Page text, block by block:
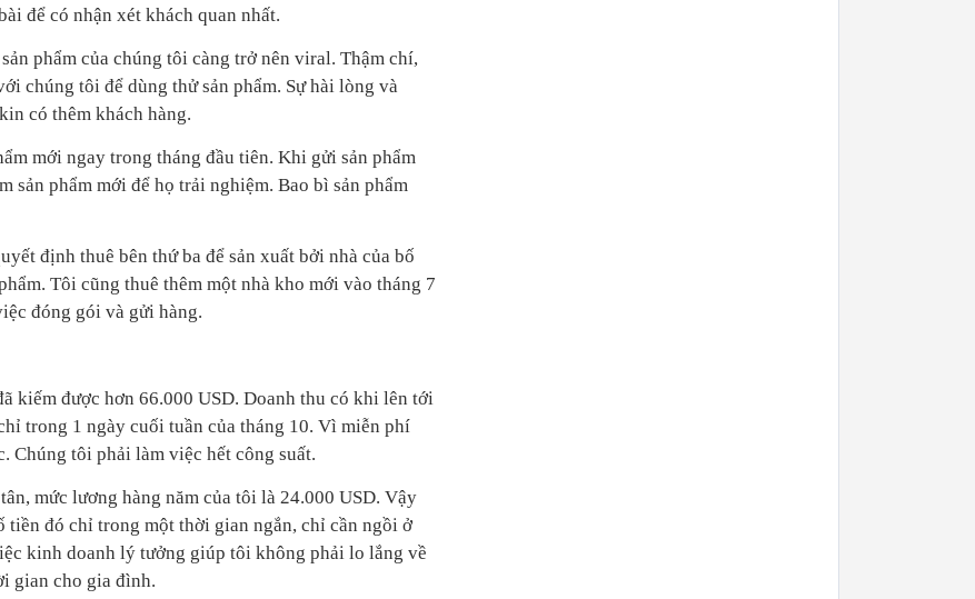
để có nhận xét khách quan nhất.
phẩm của chúng tôi càng trở nên viral. Thậm chí,
chúng tôi để dùng thử sản phẩm. Sự hài lòng và
có thêm khách hàng.
mới ngay trong tháng đầu tiên. Khi gửi sản phẩm
sản phẩm mới để họ trải nghiệm. Bao bì sản phẩm
định thuê bên thứ ba để sản xuất bởi nhà của bố
Tôi cũng thuê thêm một nhà kho mới vào tháng 7
đóng gói và gửi hàng.
kiếm được hơn 66.000 USD. Doanh thu có khi lên tới
trong 1 ngày cuối tuần của tháng 10. Vì miễn phí
Chúng tôi phải làm việc hết công suất.
mức lương hàng năm của tôi là 24.000 USD. Vậy
tiền đó chỉ trong một thời gian ngắn, chỉ cần ngồi ở
kinh doanh lý tưởng giúp tôi không phải lo lắng về
gian cho gia đình.